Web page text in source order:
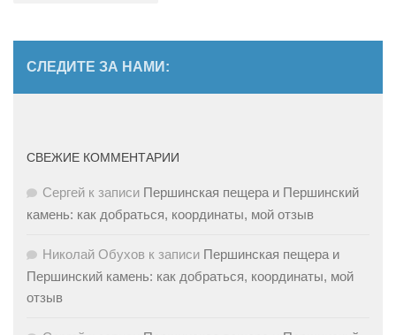
СЛЕДИТЕ ЗА НАМИ:
СВЕЖИЕ КОММЕНТАРИИ
Сергей к записи Першинская пещера и Першинский
камень: как добраться, координаты, мой отзыв
Николай Обухов к записи Першинская пещера и
Першинский камень: как добраться, координаты, мой
отзыв